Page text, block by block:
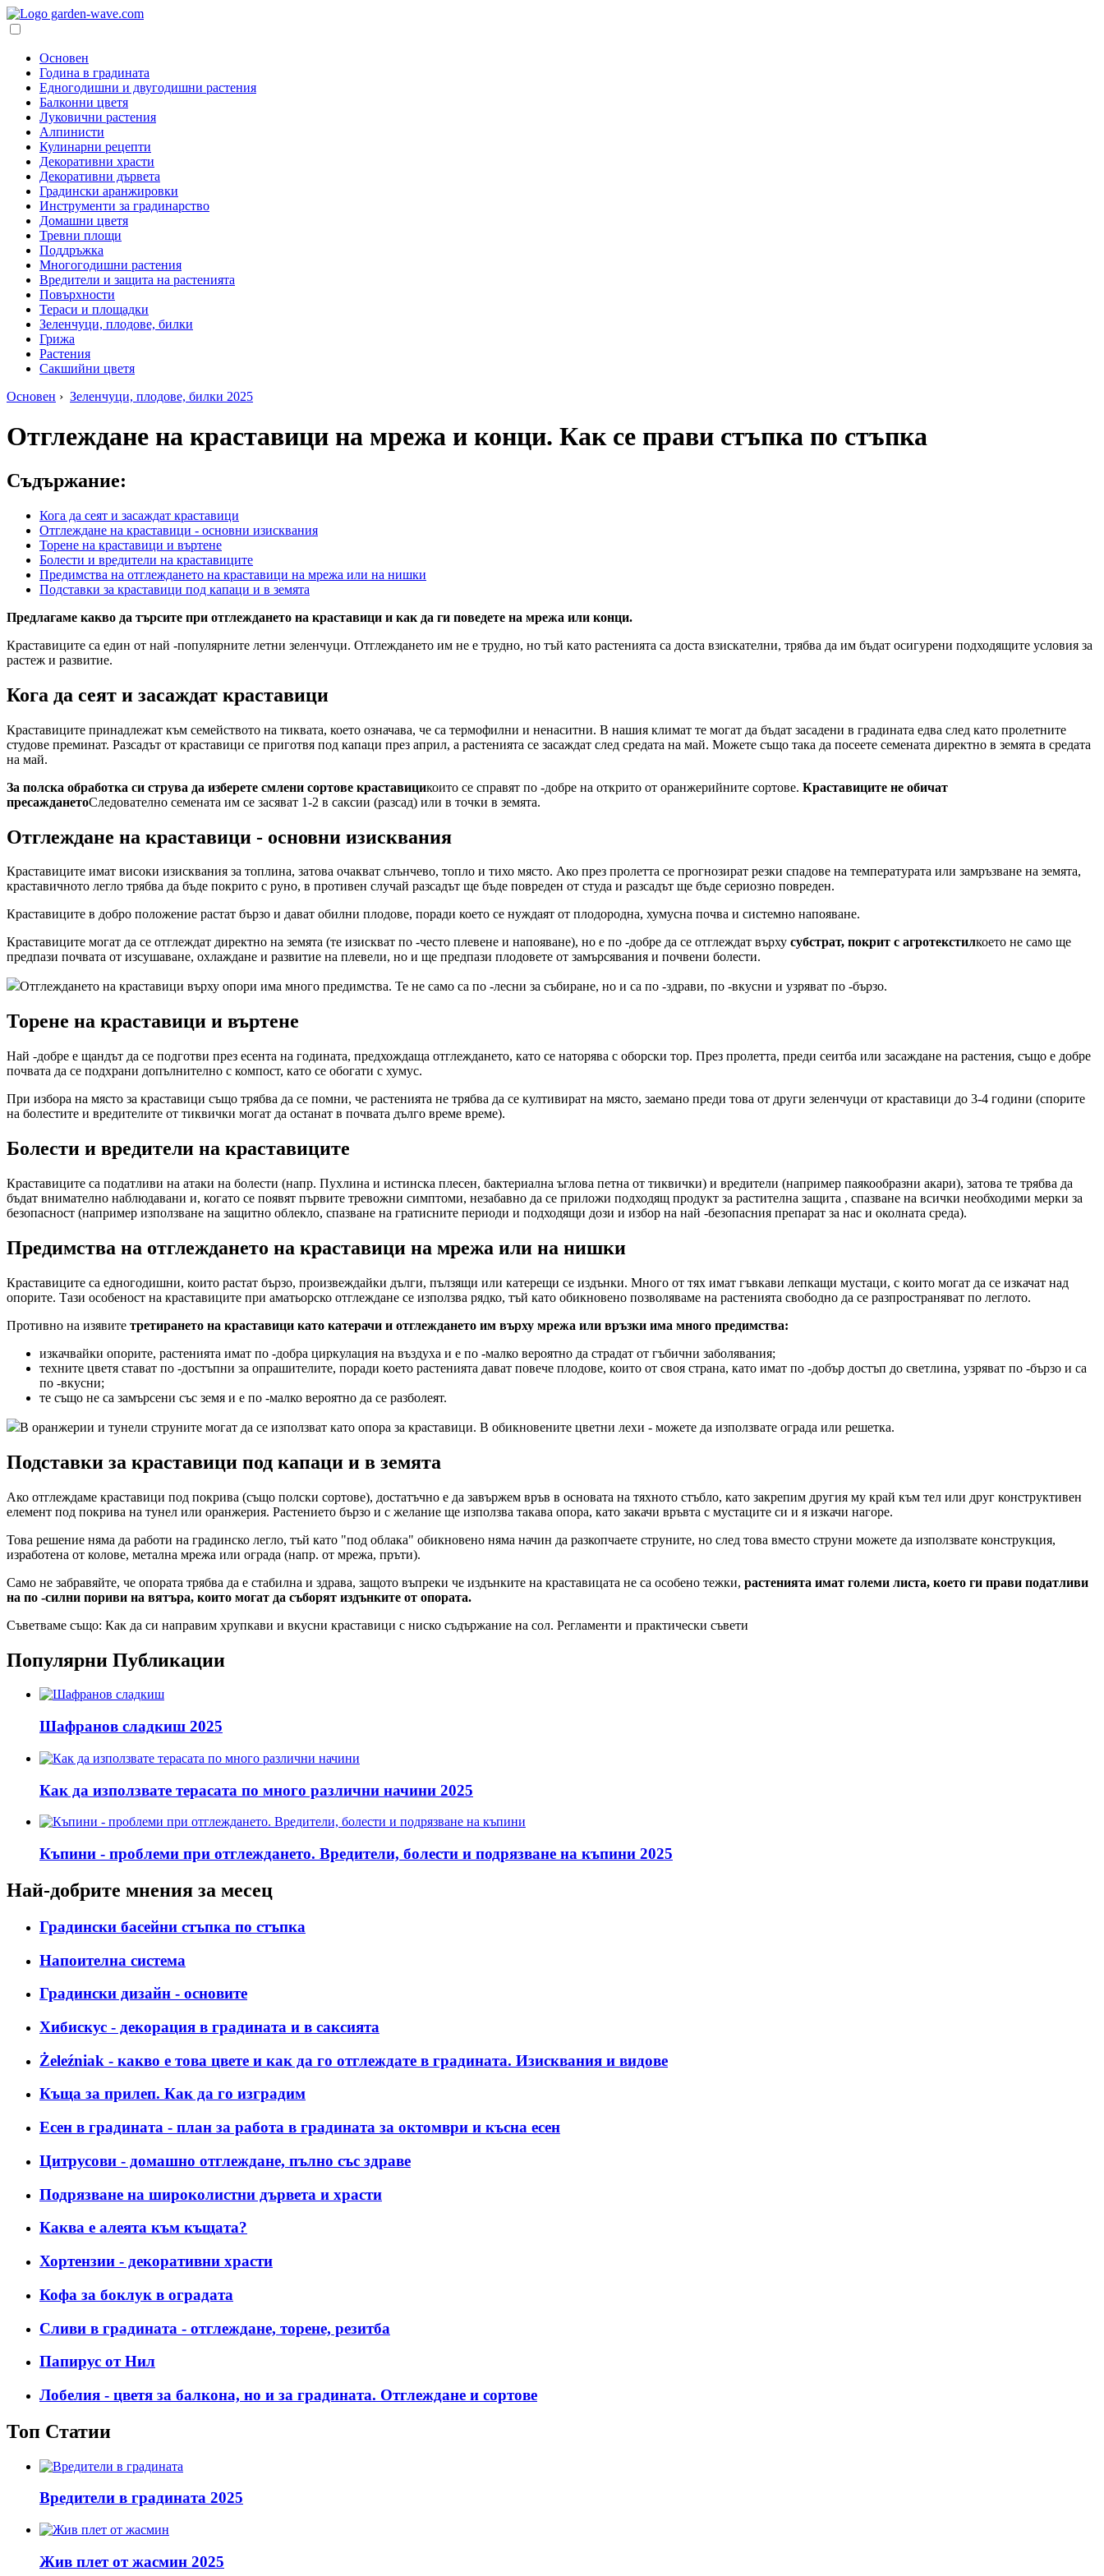
Основен
Година в градината
Едногодишни и двугодишни растения
Балконни цветя
Луковични растения
Алпинисти
Кулинарни рецепти
Декоративни храсти
Декоративни дървета
Градински аранжировки
Инструменти за градинарство
Домашни цветя
Тревни площи
Поддръжка
Многогодишни растения
Вредители и защита на растенията
Повърхности
Тераси и площадки
Зеленчуци, плодове, билки
Грижа
Растения
Сакшийни цветя
Основен › Зеленчуци, плодове, билки 2025
Отглеждане на краставици на мрежа и конци. Как се прави стъпка по стъпка
Съдържание:
Кога да сеят и засаждат краставици
Отглеждане на краставици - основни изисквания
Торене на краставици и въртене
Болести и вредители на краставиците
Предимства на отглеждането на краставици на мрежа или на нишки
Подставки за краставици под капаци и в земята
Предлагаме какво да търсите при отглеждането на краставици и как да ги поведете на мрежа или конци.
Краставиците са един от най -популярните летни зеленчуци. Отглеждането им не е трудно, но тъй като растенията са доста взискателни, трябва да им бъдат осигурени подходящите условия за
растеж и развитие.
Кога да сеят и засаждат краставици
Краставиците принадлежат към семейството на тиквата, което означава, че са термофилни и ненаситни. В нашия климат те могат да бъдат засадени в градината едва след като пролетните
студове преминат. Разсадът от краставици се приготвя под капаци през април, а растенията се засаждат след средата на май. Можете също така да посеете семената директно в земята в средата
на май.
За полска обработка си струва да изберете смлени сортове краставицикоито се справят по -добре на открито от оранжерийните сортове. Краставиците не обичат
пресажданетоСледователно семената им се засяват 1-2 в саксии (разсад) или в точки в земята.
Отглеждане на краставици - основни изисквания
Краставиците имат високи изисквания за топлина, затова очакват слънчево, топло и тихо място. Ако през пролетта се прогнозират резки спадове на температурата или замръзване на земята,
краставичното легло трябва да бъде покрито с руно, в противен случай разсадът ще бъде повреден от студа и разсадът ще бъде сериозно повреден.
Краставиците в добро положение растат бързо и дават обилни плодове, поради което се нуждаят от плодородна, хумусна почва и системно напояване.
Краставиците могат да се отглеждат директно на земята (те изискват по -често плевене и напояване), но е по -добре да се отглеждат върху субстрат, покрит с агротекстилкоето не само ще
предпази почвата от изсушаване, охлаждане и развитие на плевели, но и ще предпази плодовете от замърсявания и почвени болести.
Отглеждането на краставици върху опори има много предимства. Те не само са по -лесни за събиране, но и са по -здрави, по -вкусни и узряват по -бързо.
Торене на краставици и въртене
Най -добре е щандът да се подготви през есента на годината, предхождаща отглеждането, като се наторява с оборски тор. През пролетта, преди сеитба или засаждане на растения, също е добре
почвата да се подхрани допълнително с компост, като се обогати с хумус.
При избора на място за краставици също трябва да се помни, че растенията не трябва да се култивират на място, заемано преди това от други зеленчуци от краставици до 3-4 години (спорите
на болестите и вредителите от тиквички могат да останат в почвата дълго време време).
Болести и вредители на краставиците
Краставиците са податливи на атаки на болести (напр. Пухлина и истинска плесен, бактериална ъглова петна от тиквички) и вредители (например паякообразни акари), затова те трябва да
бъдат внимателно наблюдавани и, когато се появят първите тревожни симптоми, незабавно да се приложи подходящ продукт за растителна защита , спазване на всички необходими мерки за
безопасност (например използване на защитно облекло, спазване на гратисните периоди и подходящи дози и избор на най -безопасния препарат за нас и околната среда).
Предимства на отглеждането на краставици на мрежа или на нишки
Краставиците са едногодишни, които растат бързо, произвеждайки дълги, пълзящи или катерещи се издънки. Много от тях имат гъвкави лепкащи мустаци, с които могат да се изкачат над
опорите. Тази особеност на краставиците при аматьорско отглеждане се използва рядко, тъй като обикновено позволяваме на растенията свободно да се разпространяват по леглото.
Противно на изявите третирането на краставици като катерачи и отглеждането им върху мрежа или връзки има много предимства:
изкачвайки опорите, растенията имат по -добра циркулация на въздуха и е по -малко вероятно да страдат от гъбични заболявания;
техните цветя стават по -достъпни за опрашителите, поради което растенията дават повече плодове, които от своя страна, като имат по -добър достъп до светлина, узряват по -бързо и са
по -вкусни;
те също не са замърсени със земя и е по -малко вероятно да се разболеят.
В оранжерии и тунели струните могат да се използват като опора за краставици. В обикновените цветни лехи - можете да използвате ограда или решетка.
Подставки за краставици под капаци и в земята
Ако отглеждаме краставици под покрива (също полски сортове), достатъчно е да завържем връв в основата на тяхното стъбло, като закрепим другия му край към тел или друг конструктивен
елемент под покрива на тунел или оранжерия. Растението бързо и с желание ще използва такава опора, като закачи връвта с мустаците си и я изкачи нагоре.
Това решение няма да работи на градинско легло, тъй като "под облака" обикновено няма начин да разкопчаете струните, но след това вместо струни можете да използвате конструкция,
изработена от колове, метална мрежа или ограда (напр. от мрежа, пръти).
Само не забравяйте, че опората трябва да е стабилна и здрава, защото въпреки че издънките на краставицата не са особено тежки, растенията имат големи листа, което ги прави податливи
на по -силни пориви на вятъра, които могат да съборят издънките от опората.
Съветваме също: Как да си направим хрупкави и вкусни краставици с ниско съдържание на сол. Регламенти и практически съвети
Популярни Публикации
Шафранов сладкиш 2025
Как да използвате терасата по много различни начини 2025
Къпини - проблеми при отглеждането. Вредители, болести и подрязване на къпини 2025
Най-добрите мнения за месец
Градински басейни стъпка по стъпка
Напоителна система
Градински дизайн - основите
Хибискус - декорация в градината и в саксията
Żeleźniak - какво е това цвете и как да го отглеждате в градината. Изисквания и видове
Къща за прилеп. Как да го изградим
Есен в градината - план за работа в градината за октомври и късна есен
Цитрусови - домашно отглеждане, пълно със здраве
Подрязване на широколистни дървета и храсти
Каква е алеята към къщата?
Хортензии - декоративни храсти
Кофа за боклук в оградата
Сливи в градината - отглеждане, торене, резитба
Папирус от Нил
Лобелия - цветя за балкона, но и за градината. Отглеждане и сортове
Топ Статии
Вредители в градината 2025
Жив плет от жасмин 2025